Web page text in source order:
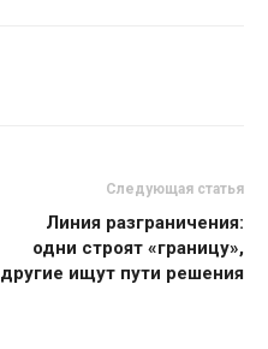
Следующая статья
Линия разграничения:
одни строят «границу»,
другие ищут пути решения